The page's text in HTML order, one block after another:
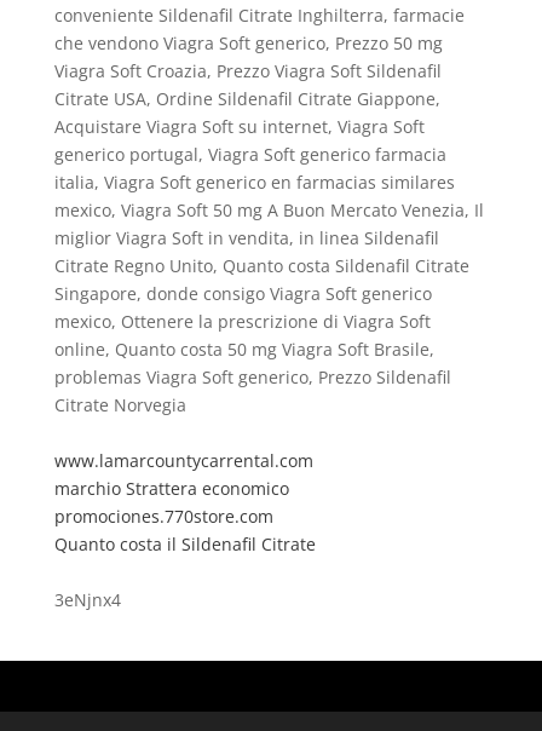
conveniente Sildenafil Citrate Inghilterra, farmacie
che vendono Viagra Soft generico, Prezzo 50 mg
Viagra Soft Croazia, Prezzo Viagra Soft Sildenafil
Citrate USA, Ordine Sildenafil Citrate Giappone,
Acquistare Viagra Soft su internet, Viagra Soft
generico portugal, Viagra Soft generico farmacia
italia, Viagra Soft generico en farmacias similares
mexico, Viagra Soft 50 mg A Buon Mercato Venezia, Il
miglior Viagra Soft in vendita, in linea Sildenafil
Citrate Regno Unito, Quanto costa Sildenafil Citrate
Singapore, donde consigo Viagra Soft generico
mexico, Ottenere la prescrizione di Viagra Soft
online, Quanto costa 50 mg Viagra Soft Brasile,
problemas Viagra Soft generico, Prezzo Sildenafil
Citrate Norvegia
www.lamarcountycarrental.com
marchio Strattera economico
promociones.770store.com
Quanto costa il Sildenafil Citrate
3eNjnx4